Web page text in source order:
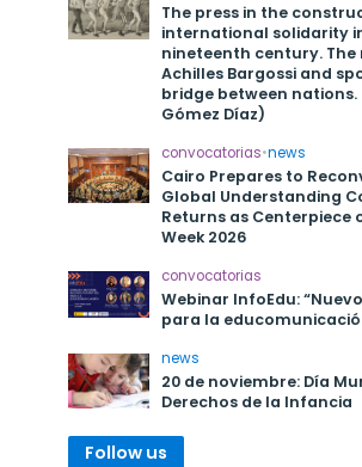
The press in the
international solidarity
nineteenth century. The
Achilles Bargossi and
bridge between nations.
Gómez Díaz)
convocatorias•news
Cairo Prepares to
Global Understanding
Returns as Centerpiece
Week 2026
convocatorias
Webinar InfoEdu:
para la
news
20 de noviembre: Día
Derechos de la Infancia
Follow us